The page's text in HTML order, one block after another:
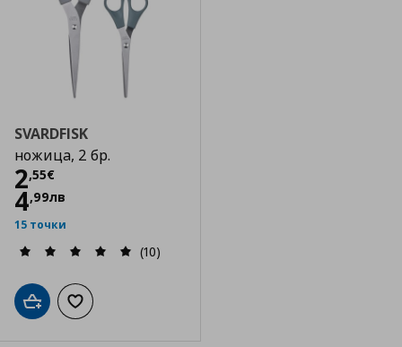
SVARDFISK
ножица, 2 бр.
2,55€
Цена
4,99лв
15 точки
(10)
Добави в кошницата
Добави към списъка с любими